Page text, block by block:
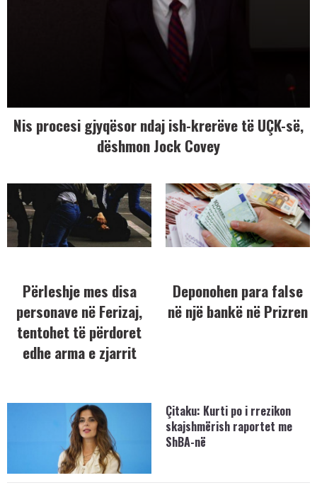
Nis procesi gjyqësor ndaj ish-krerëve të UÇK-së,
dëshmon Jock Covey
Përleshje mes disa
personave në Ferizaj,
tentohet të përdoret
edhe arma e zjarrit
Deponohen para false
në një bankë në Prizren
Çitaku: Kurti po i rrezikon
skajshmërish raportet me
ShBA-në